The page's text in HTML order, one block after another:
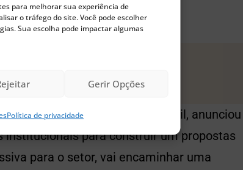
para melhorar sua experiência de
o tráfego do site. Você pode escolher
Sua escolha pode impactar algumas
Gerir Opções
Política de privacidade
do setor.
Pre-Sales para investir agora
setor de criptomoedas no Brasil, anunciou
institucionais para construir um propostas
para o setor, vai encaminhar uma